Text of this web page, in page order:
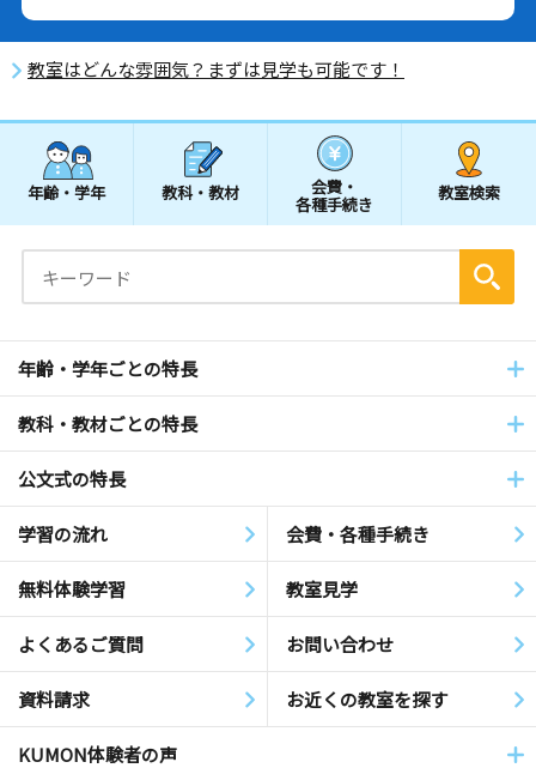
教室はどんな雰囲気？まずは見学も可能です！
年齢・学年 教科・教材 会費・
各種手続き
教室検索
年齢・学年ごとの特長
教科・教材ごとの特長
公文式の特長
学習の流れ 会費・各種手続き
無料体験学習 教室見学
よくあるご質問 お問い合わせ
資料請求 お近くの教室を探す
KUMON体験者の声